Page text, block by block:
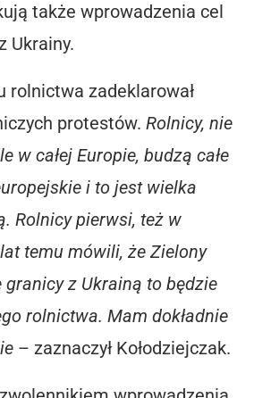
także wprowadzenia cel
Ukrainy.
rolnictwa zadeklarował
protestów. Rolnicy, nie
w całej Europie, budzą całe
i to jest wielka
Rolnicy pierwsi, też w
temu mówili, że Zielony
z Ukrainą to będzie
rolnictwa. Mam dokładnie
– zaznaczył Kołodziejczak.